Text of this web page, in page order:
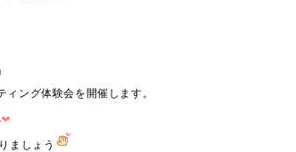
ング体験会を開催します。
ましょう